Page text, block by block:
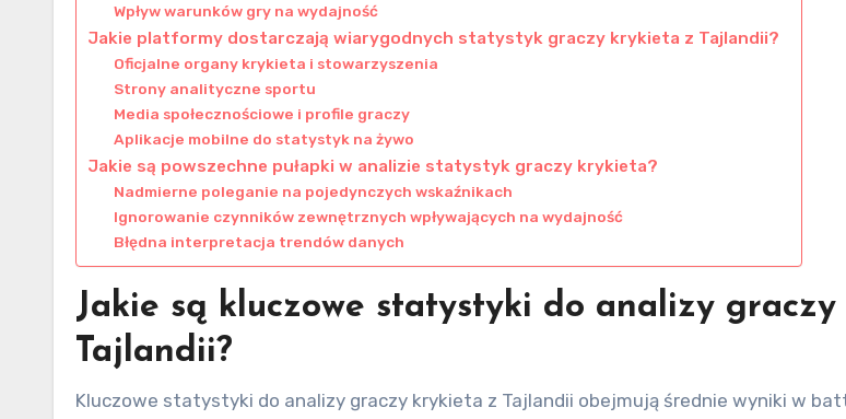
Wpływ warunków gry na wydajność
Jakie platformy dostarczają wiarygodnych statystyk graczy krykieta z Tajlandii?
Oficjalne organy krykieta i stowarzyszenia
Strony analityczne sportu
Media społecznościowe i profile graczy
Aplikacje mobilne do statystyk na żywo
Jakie są powszechne pułapki w analizie statystyk graczy krykieta?
Nadmierne poleganie na pojedynczych wskaźnikach
Ignorowanie czynników zewnętrznych wpływających na wydajność
Błędna interpretacja trendów danych
Jakie są kluczowe statystyki do analizy
Tajlandii?
Kluczowe statystyki do analizy graczy krykieta z Tajlandii obejmują średnie wyniki w